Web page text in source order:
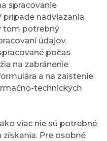
spracovanie
prípade nadviazania
tom potrebný
údajov.
počas
na zabránenie
a na zaistenie
technických
viac nie sú potrebné
získania. Pre osobné